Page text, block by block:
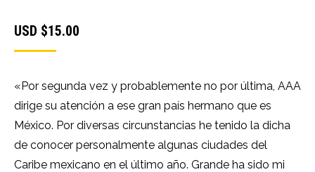
USD $15.00
«Por segunda vez y probablemente no por última, AAA
dirige su atención a ese gran país hermano que es
México. Por diversas circunstancias he tenido la dicha
de conocer personalmente algunas ciudades del
Caribe mexicano en el último año. Grande ha sido mi